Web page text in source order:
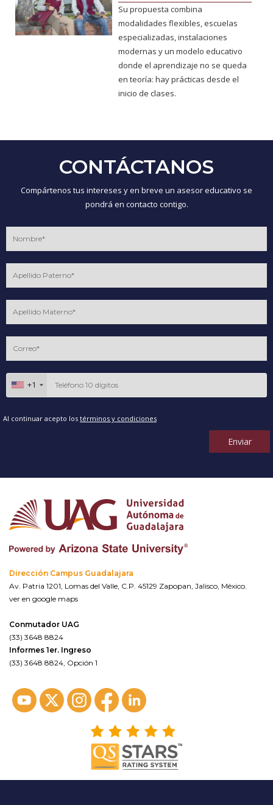
Su propuesta combina
modalidades flexibles, escuelas
especializadas, instalaciones
modernas y un modelo educativo
donde el aprendizaje no se queda
en teoría: hay prácticas desde el
inicio de clases.
CONTÁCTANOS
Compártenos tus intereses y en breve un asesor educativo se
pondrá en contacto contigo.
+1
Al continuar acepto los términos y condiciones
Enviar
Dirección Campus Guadalajara
Av. Patria 1201, Lomas del Valle, C.P. 45129 Zapopan, Jalisco, México.
ver en google maps
Conmutador UAG
(33) 3648 8824
Informes 1er. Ingreso
(33) 3648 8824, Opción 1